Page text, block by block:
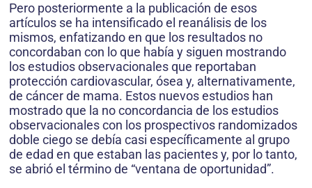
Pero posteriormente a la publicación de esos
artículos se ha intensificado el reanálisis de los
mismos, enfatizando en que los resultados no
concordaban con lo que había y siguen mostrando
los estudios observacionales que reportaban
protección cardiovascular, ósea y, alternativamente,
de cáncer de mama. Estos nuevos estudios han
mostrado que la no concordancia de los estudios
observacionales con los prospectivos randomizados
doble ciego se debía casi específicamente al grupo
de edad en que estaban las pacientes y, por lo tanto,
se abrió el término de “ventana de oportunidad”.